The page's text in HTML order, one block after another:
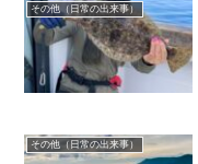
その他（日常の出来事）
その他（日常の出来事）